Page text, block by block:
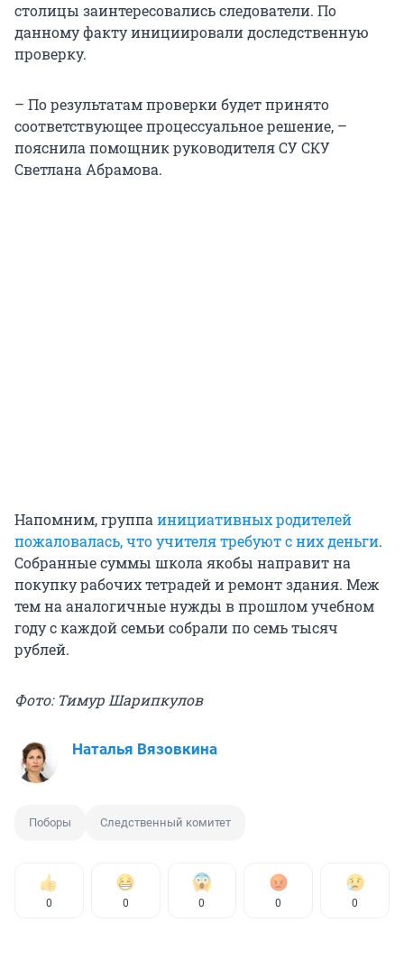
столицы заинтересовались следователи. По
данному факту инициировали доследственную
проверку.
– По результатам проверки будет принято
соответствующее процессуальное решение, –
пояснила помощник руководителя СУ СКУ
Светлана Абрамова.
Напомним, группаинициативных родителей
пожаловалась, что учителя требуют с них деньги.
Собранные суммы школа якобы направит на
покупку рабочих тетрадей и ремонт здания. Меж
тем на аналогичные нужды в прошлом учебном
году с каждой семьи собрали по семь тысяч
рублей.
Фото: Тимур Шарипкулов
Наталья Вязовкина
Поборы Следственный комитет
0 0 0 0 0